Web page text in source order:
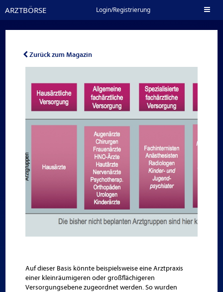
ARZTBÖRSE Login/Registrierung
Zurück zum Magazin
Auf dieser Basis könnte beispielsweise eine Arztpraxis
einer kleinräumigeren oder großflächigeren
Versorgungsebene zugeordnet werden. So wurden